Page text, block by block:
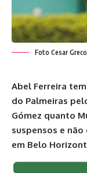
Foto Cesar
Abel Ferreira
do Palmeiras
Gómez quanto
suspensos e
em Belo